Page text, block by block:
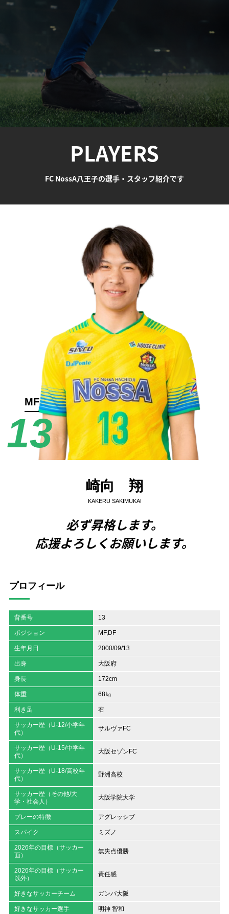
PLAYERS
FC NossA八王子の選手・スタッフ紹介です
MF
13
崎向 翔
KAKERU SAKIMUKAI
必ず昇格します。
応援よろしくお願いします。
プロフィール
背番号 13
ポジション MF,DF
生年月日 2000/09/13
出身 大阪府
身長 172cm
体重 68㎏
利き足 右
サッカー歴（U-12/小学年
代）
サルヴァFC
サッカー歴（U-15/中学年
代）
大阪セゾンFC
サッカー歴（U-18/高校年
代）
野洲高校
サッカー歴（その他/大
学・社会人）
大阪学院大学
プレーの特徴 アグレッシブ
スパイク ミズノ
2026年の目標（サッカー
面）
無失点優勝
2026年の目標（サッカー
以外）
責任感
好きなサッカーチーム ガンバ大阪
好きなサッカー選手 明神 智和